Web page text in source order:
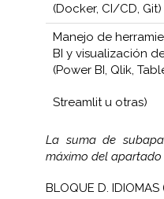
(Docker, CI/CD, Git)
Manejo de
BI y visualización
(Power BI, Qlik,
Streamlit u otras)
La suma de
máximo del apartado
BLOQUE D.